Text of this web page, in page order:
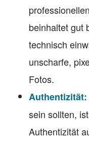
beinhaltet gut
technisch
unscharfe,
Fotos.
Authentizität:
sein sollten,
Authentizität